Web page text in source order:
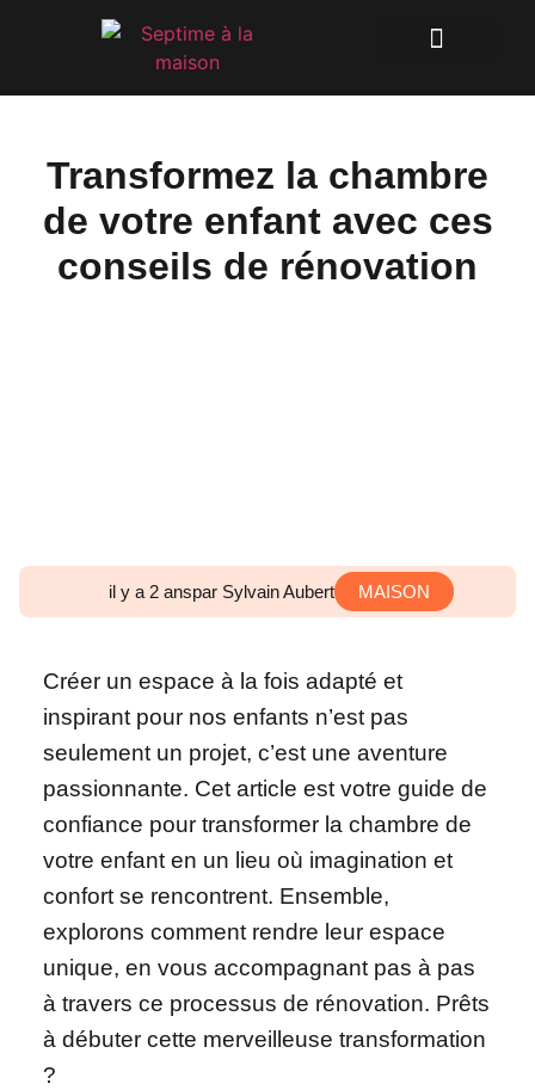
Transformez la chambre
de votre enfant avec ces
conseils de rénovation
il y a 2 anspar Sylvain Aubert MAISON
Créer un espace à la fois adapté et
inspirant pour nos enfants n’est pas
seulement un projet, c’est une aventure
passionnante. Cet article est votre guide de
confiance pour transformer la chambre de
votre enfant en un lieu où imagination et
confort se rencontrent. Ensemble,
explorons comment rendre leur espace
unique, en vous accompagnant pas à pas
à travers ce processus de rénovation. Prêts
à débuter cette merveilleuse transformation
?